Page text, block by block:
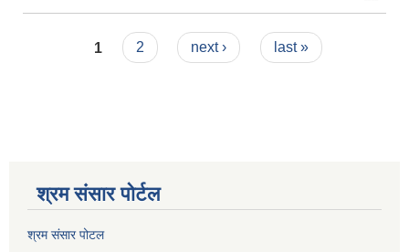
Pages
1 2 next › last »
श्रम संसार पोर्टल
श्रम संसार पोटल